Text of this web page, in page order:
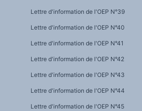
Lettre d'information de l'OEP N°39
Lettre d'information de l'OEP N°40
Lettre d'information de l'OEP N°41
Lettre d'information de l'OEP N°42
Lettre d'information de l'OEP N°43
Lettre d'information de l'OEP N°44
Lettre d'information de l'OEP N°45